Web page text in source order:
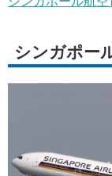
シンガポー